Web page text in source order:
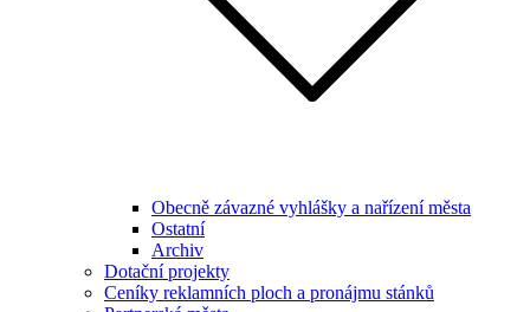
Obecně závazné vyhlášky a nařízení města
Ostatní
Archiv
Dotační projekty
Ceníky reklamních ploch a pronájmu stánků